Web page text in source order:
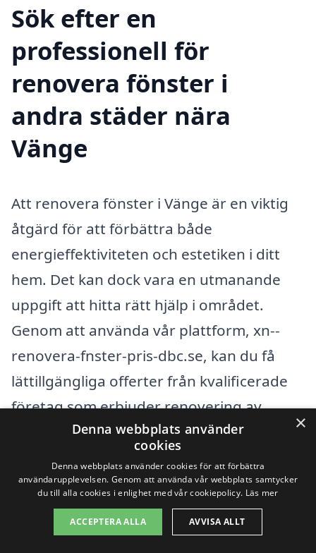
Sök efter en
professionell för
renovera fönster i
andra städer nära
Vänge
Att renovera fönster i Vänge är en viktig
åtgärd för att förbättra både
energieffektiviteten och estetiken i ditt
hem. Det kan dock vara en utmanande
uppgift att hitta rätt hjälp i området.
Genom att använda vår plattform, xn--
renovera-fnster-pris-dbc.se, kan du få
lättillgängliga offerter från kvalificerade
företag som erbjuder renovering av
fönster i ditt närområde. Vår tjänst gör
det enkelt att jämföra priser och tjänster,
vilket hjälper dig att fatta det bästa
beslutet för ditt projekt.
×
Denna webbplats använder
cookies
Denna webbplats använder cookies för att förbättra
användarupplevelsen. Genom att använda vår webbplats samtycker
du till alla cookies i enlighet med vår cookiepolicy. Läs mer
ACCEPTERA ALLA AVVISA ALLT